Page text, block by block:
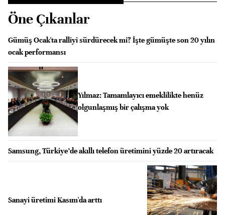
Öne Çıkanlar
Gümüş Ocak'ta ralliyi sürdürecek mi? İşte gümüşte son 20 yılın
ocak performansı
Yılmaz: Tamamlayıcı emeklilikte henüz
olgunlaşmış bir çalışma yok
Samsung, Türkiye’de akıllı telefon üretimini yüzde 20 artıracak
Sanayi üretimi Kasım'da arttı